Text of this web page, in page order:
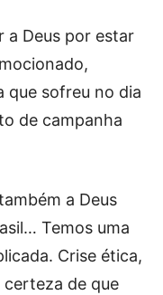
a Deus por estar
que sofreu no dia
de campanha
a Deus
Temos uma
Crise ética,
certeza de que